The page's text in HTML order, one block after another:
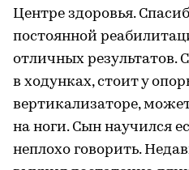
Центре здоровья.
постоянной
отличных результатов.
в ходунках, стоит у
вертикализаторе,
на ноги. Сын научился
неплохо говорить.